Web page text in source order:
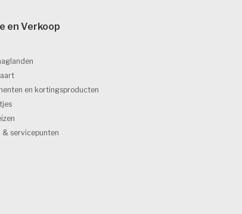
en Verkoop
en kortingsproducten
& servicepunten